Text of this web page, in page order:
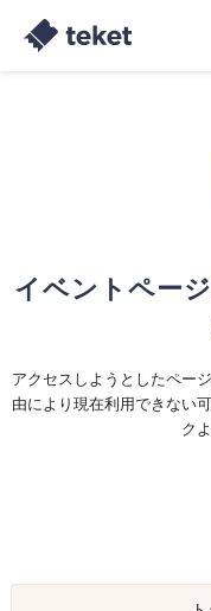
イベントペー
アクセスしようとしたペー
由により現在利用できない
ク